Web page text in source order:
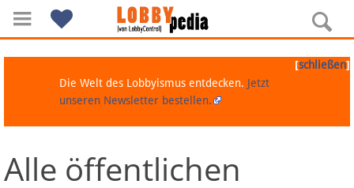
Navigation
[schließen]
Die Welt des Lobbyismus entdecken. Jetzt
unseren Newsletter bestellen.
Alle öffentlichen